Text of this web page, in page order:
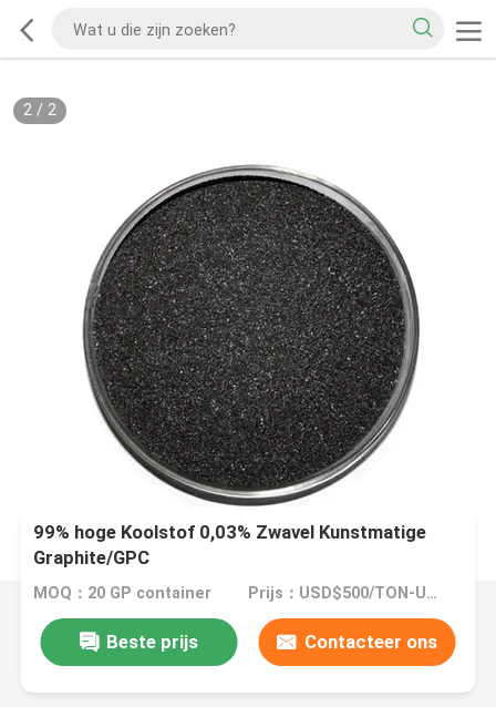
2/ 2
99% hoge Koolstof 0,03% Zwavel Kunstmatige
Graphite/GPC
MOQ：20 GP container Prijs：USD$500/TON-USD$3000/TON
Beste prijs Contacteer ons